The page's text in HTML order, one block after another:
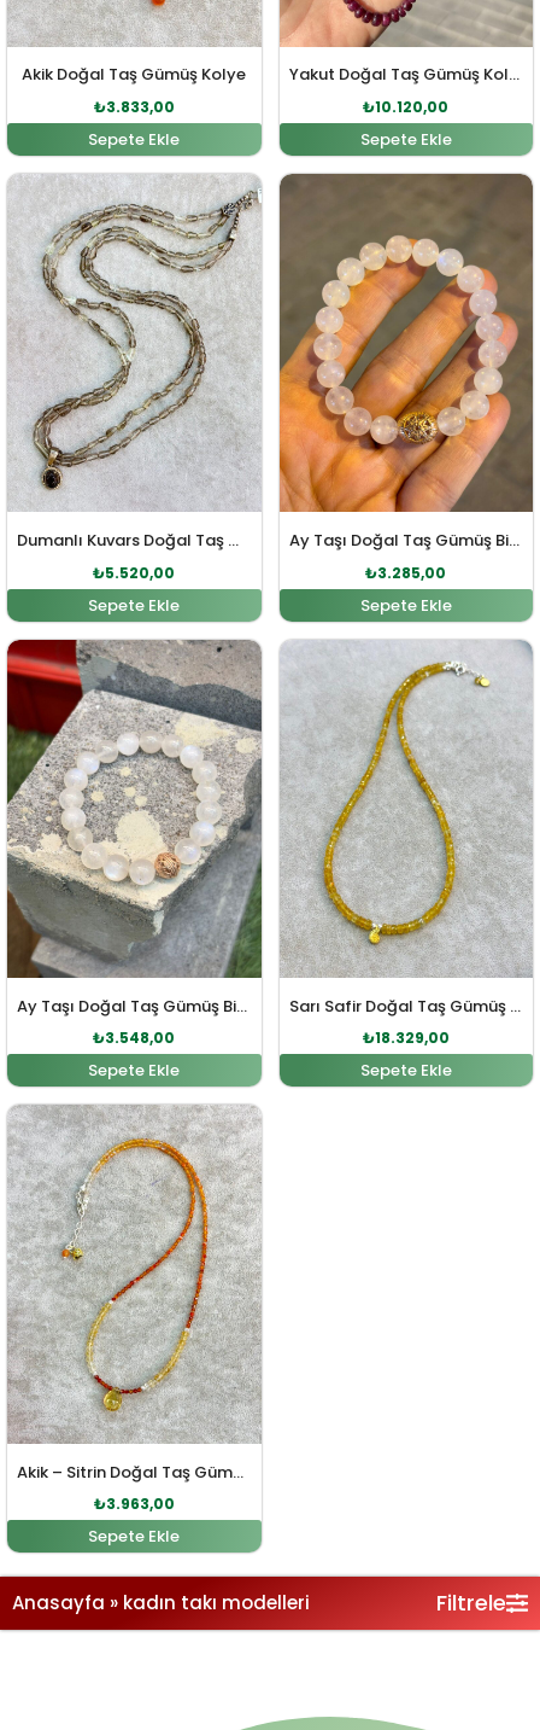
Akik Doğal Taş Gümüş Kolye
₺3.833,00
Sepete Ekle
Yakut Doğal Taş Gümüş Kolye
₺10.120,00
Sepete Ekle
Dumanlı Kuvars Doğal Taş Gümüş Kolye
Orijinal fiyat: ₺6.072,00.
₺5.520,00
Şu andaki fiyat: ₺5.520,00.
Sepete Ekle
Ay Taşı Doğal Taş Gümüş Bileklik
Orijinal fiyat:
₺3.285,00
Şu andaki
Sepete Ekle
Ay Taşı Doğal Taş Gümüş Bileklik
Orijinal fiyat: ₺3.903,00.
₺3.548,00
Şu andaki fiyat: ₺3.548,00.
Sepete Ekle
Sarı Safir Doğal Taş Gümüş Kolye
Orijinal fiyat:
₺18.329,00
Şu andaki
Sepete Ekle
Akik – Sitrin Doğal Taş Gümüş Kolye
Orijinal fiyat: ₺4.360,00.
₺3.963,00
Şu andaki fiyat: ₺3.963,00.
Sepete Ekle
Anasayfa » kadın takı modelleri Filtrele